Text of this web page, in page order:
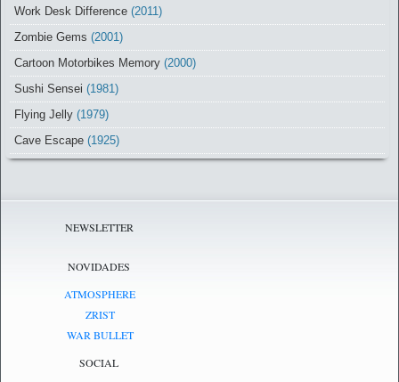
Work Desk Difference (2011)
Zombie Gems (2001)
Cartoon Motorbikes Memory (2000)
Sushi Sensei (1981)
Flying Jelly (1979)
Cave Escape (1925)
NEWSLETTER
NOVIDADES
ATMOSPHERE
ZRIST
WAR BULLET
SOCIAL